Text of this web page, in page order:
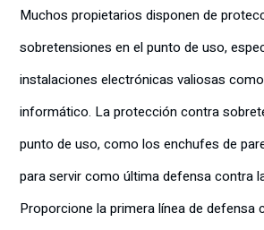
Muchos propietarios disponen de
sobretensiones en el punto de uso,
instalaciones electrónicas valiosas
informático. La protección contra
punto de uso, como los enchufes de
para servir como última defensa contra
Proporcione la primera línea de defensa